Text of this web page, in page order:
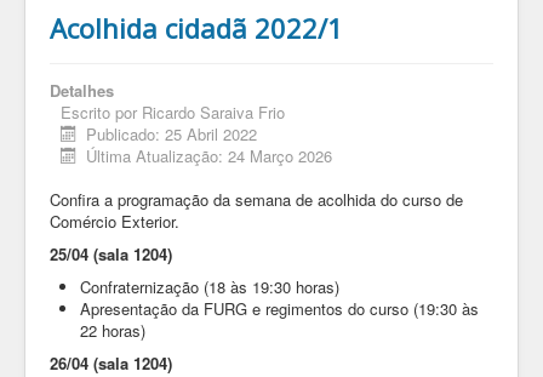
Acolhida cidadã 2022/1
Detalhes
Escrito por Ricardo Saraiva Frio
Publicado: 25 Abril 2022
Última Atualização: 24 Março 2026
Confira a programação da semana de acolhida do curso de
Comércio Exterior.
25/04 (sala 1204)
Confraternização (18 às 19:30 horas)
Apresentação da FURG e regimentos do curso (19:30 às
22 horas)
26/04 (sala 1204)